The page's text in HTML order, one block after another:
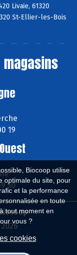
Biocoop utilise
optimale du site, pour
et la performance
en toute
tout moment en
vous ?
cookies
Livaie, 61320
St-Ellier-les-Bois
19
50